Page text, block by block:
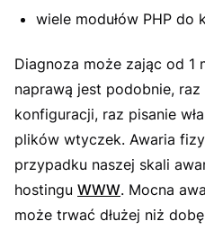
wiele modułów PHP do
Diagnoza może zając od 1
naprawą jest podobnie,
konfiguracji, raz pisanie
plików wtyczek. Awaria
przypadku naszej skali
hostingu WWW. Mocna
może trwać dłużej niż